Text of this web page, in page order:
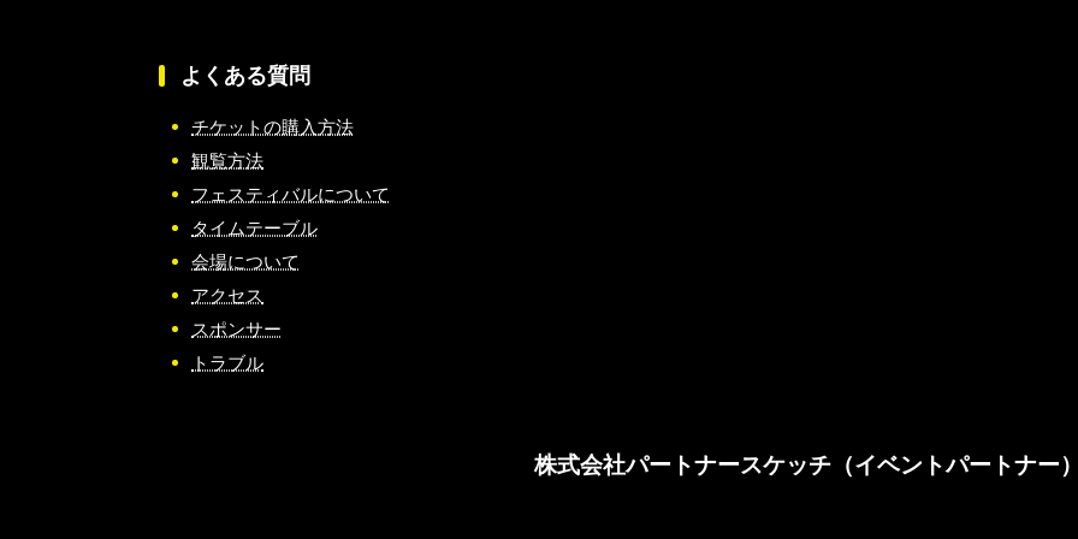
よくある質問
チケットの購入方法
観覧方法
フェスティバルについて
タイムテーブル
会場について
アクセス
スポンサー
トラブル
株式会社パートナースケッチ（イベントパートナー